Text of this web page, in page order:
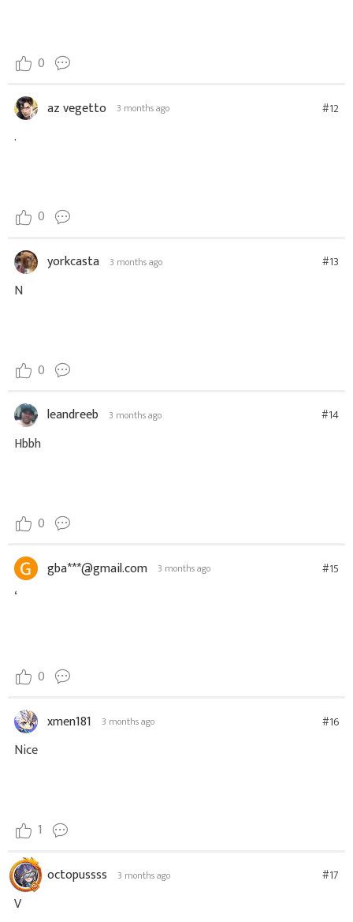
0
az vegetto 3 months ago #12
.
0
yorkcasta 3 months ago #13
N
0
leandreeb 3 months ago #14
Hbbh
0
gba***@gmail.com 3 months ago #15
‘
0
xmen181 3 months ago #16
Nice
1
octopussss 3 months ago #17
V